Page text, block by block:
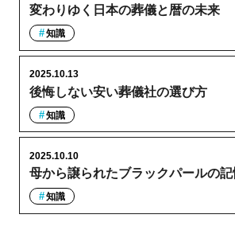
変わりゆく日本の葬儀と暦の未来
知識
後悔しない安い葬儀社の選び方
2025.10.13
知識
母から譲られたブラックパールの記
2025.10.10
知識